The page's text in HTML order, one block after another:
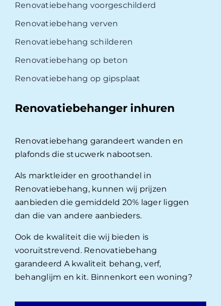
Renovatiebehang voorgeschilderd
Renovatiebehang verven
Renovatiebehang schilderen
Renovatiebehang op beton
Renovatiebehang op gipsplaat
Renovatiebehanger inhuren
Renovatiebehang garandeert wanden en
plafonds die stucwerk nabootsen.
Als marktleider en groothandel in
Renovatiebehang, kunnen wij prijzen
aanbieden die gemiddeld 20% lager liggen
dan die van andere aanbieders.
Ook de kwaliteit die wij bieden is
vooruitstrevend. Renovatiebehang
garandeerd A kwaliteit behang, verf,
behanglijm en kit. Binnenkort een woning?